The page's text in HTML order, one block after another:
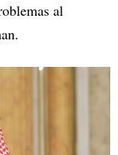
al